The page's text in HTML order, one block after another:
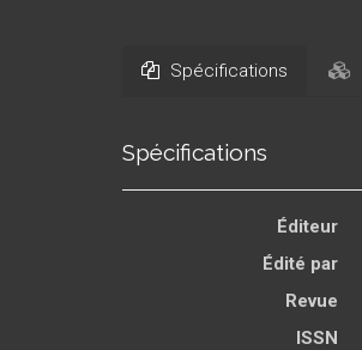
Spécifications
Spécifications
Éditeur
Édité par
Revue
ISSN